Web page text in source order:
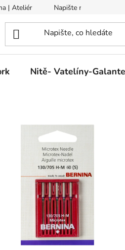
| Ateliér Napište nám
Nitě- Vatelíny-